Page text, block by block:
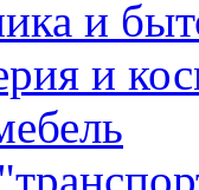
и
и